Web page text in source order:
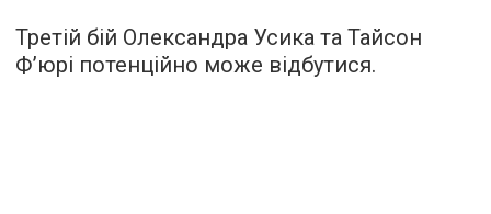
Третій бій Олександра Усика та Тайсон
Ф’юрі потенційно може відбутися.